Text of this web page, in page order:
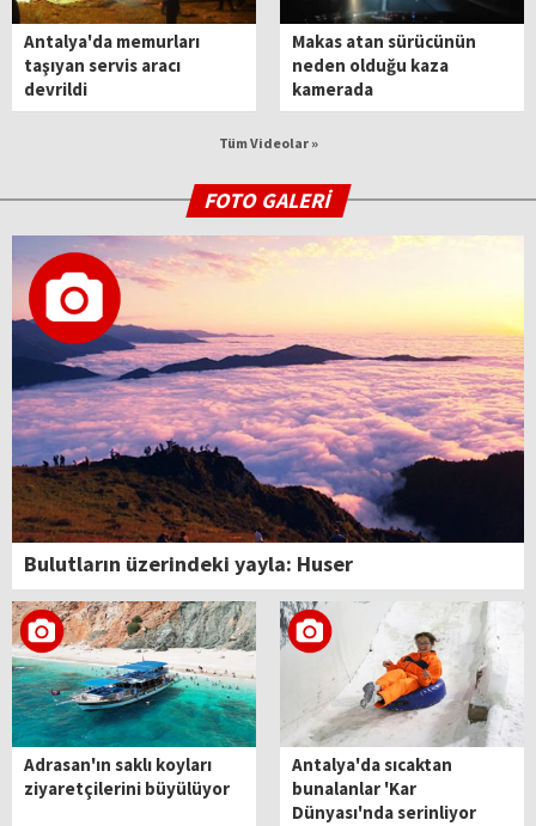
Antalya'da memurları
taşıyan servis aracı
devrildi
Makas atan sürücünün
neden olduğu kaza
kamerada
Tüm Videolar »
FOTO GALERİ
Bulutların üzerindeki yayla: Huser
Adrasan'ın saklı koyları
ziyaretçilerini büyülüyor
Antalya'da sıcaktan
bunalanlar 'Kar
Dünyası'nda serinliyor